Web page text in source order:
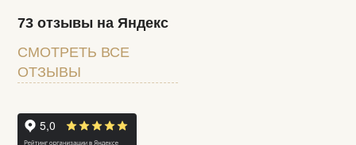
73 отзывы на Яндекс
СМОТРЕТЬ ВСЕ
ОТЗЫВЫ